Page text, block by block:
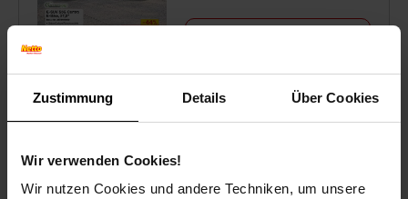
Zustimmung Details Über Cookies
Wir verwenden Cookies!
Wir nutzen Cookies und andere Techniken, um unsere
Reise-Angebote August